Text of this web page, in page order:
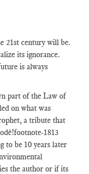
21st century will be.
its ignorance.
is always
part of the Law of
on what was
a tribute that
!footnote-1813
to be 10 years later
the author or if its